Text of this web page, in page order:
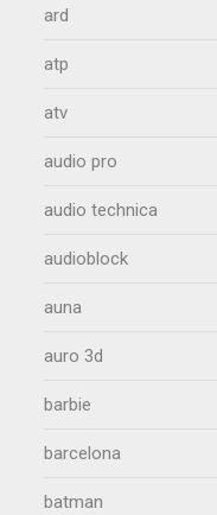
ard
atp
atv
audio pro
audio technica
audioblock
auna
auro 3d
barbie
barcelona
batman